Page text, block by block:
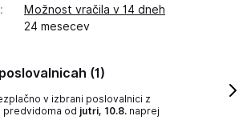
:
Možnost vračila v 14 dneh
24 mesecev
(1)
v izbrani poslovalnici z
predvidoma od jutri, 10.8. naprej